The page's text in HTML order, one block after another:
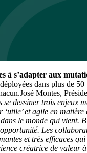
s’adapter aux
dans plus de
Montes,
dessiner trois enjeux
et agile en
le monde qui vient.
Les
et très efficaces
créatrice de valeur